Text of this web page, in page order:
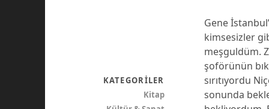
Gene
kimsesizler
meşguldüm.
şoförünün
sırıtıyordu
sonunda
KATEGORILER
Kitap